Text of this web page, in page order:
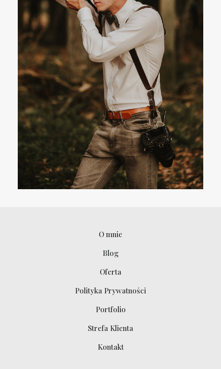
O mnie
Blog
Oferta
Polityka Prywatności
Portfolio
Strefa Klienta
Kontakt